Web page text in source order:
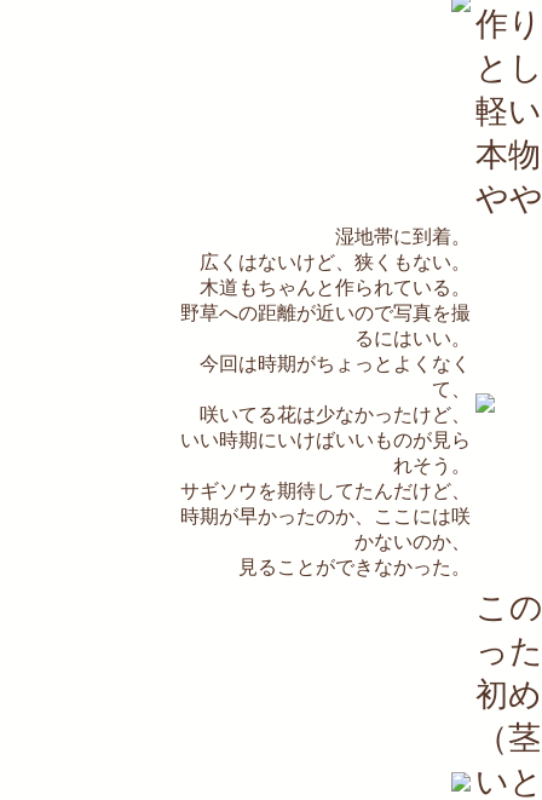
作
と
軽
本
や
湿地帯に到着。
広くはないけど、狭くもない。
木道もちゃんと作られている。
野草への距離が近いので写真を撮
るにはいい。
今回は時期がちょっとよくなく
て、
咲いてる花は少なかったけど、
いい時期にいけばいいものが見ら
れそう。
サギソウを期待してたんだけど、
時期が早かったのか、ここには咲
かないのか、
見ることができなかった。
こ
っ
初
（
い